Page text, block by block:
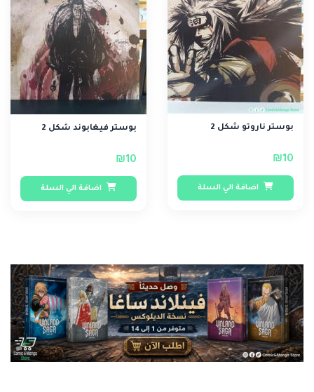
بوستر ناروتو شكل 2
₪10
اضافة الي السلة
بوستر فيغابوند شكل 2
₪10
اضافة الي السلة